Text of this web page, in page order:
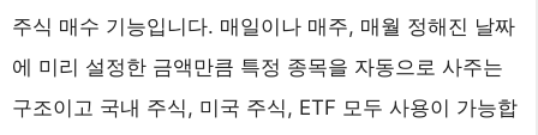
주식 매수 기능입니다. 매일이나 매주, 매월 정해진 날짜
에 미리 설정한 금액만큼 특정 종목을 자동으로 사주는
구조이고 국내 주식, 미국 주식, ETF 모두 사용이 가능합